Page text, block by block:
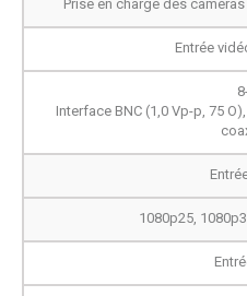
Prise en charge des
Entrée
Interface BNC (1,0 Vp-p, 75
1080p25,